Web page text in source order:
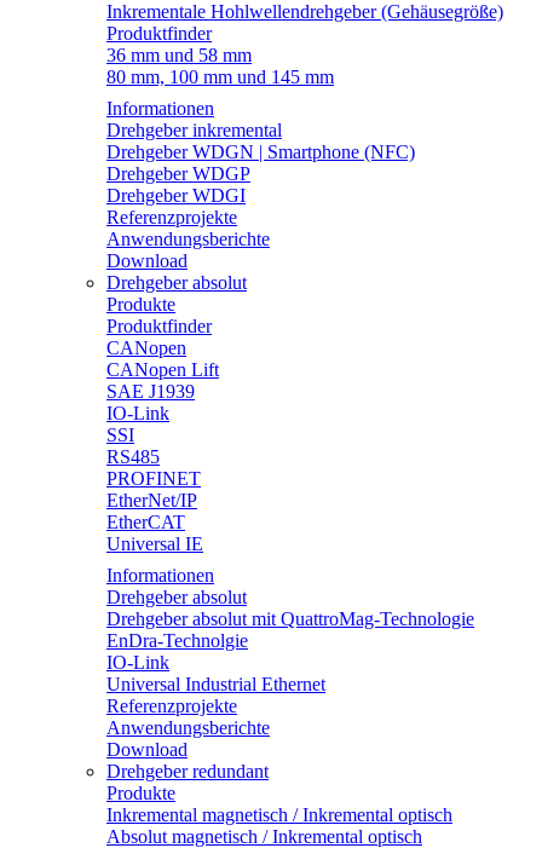
Inkrementale Hohlwellendrehgeber (Gehäusegröße)
Produktfinder
36 mm und 58 mm
80 mm, 100 mm und 145 mm
Informationen
Drehgeber inkremental
Drehgeber WDGN | Smartphone (NFC)
Drehgeber WDGP
Drehgeber WDGI
Referenzprojekte
Anwendungsberichte
Download
Drehgeber absolut
Produkte
Produktfinder
CANopen
CANopen Lift
SAE J1939
IO-Link
SSI
RS485
PROFINET
EtherNet/IP
EtherCAT
Universal IE
Informationen
Drehgeber absolut
Drehgeber absolut mit QuattroMag-Technologie
EnDra-Technolgie
IO-Link
Universal Industrial Ethernet
Referenzprojekte
Anwendungsberichte
Download
Drehgeber redundant
Produkte
Inkremental magnetisch / Inkremental optisch
Absolut magnetisch / Inkremental optisch